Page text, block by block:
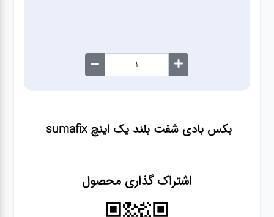
کارواش
معاینه
فنی
بکس بادی شفت بلند یک اینچ sumafix
اشتراک گذاری محصول